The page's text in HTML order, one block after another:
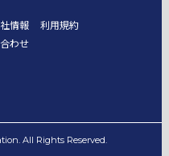
情報
利用規約
わせ
All Rights Reserved.